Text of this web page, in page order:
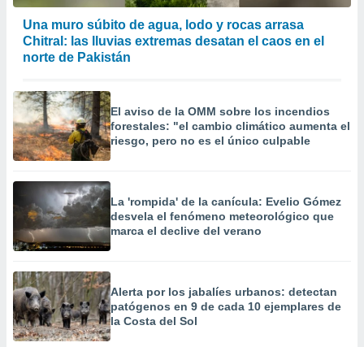
Una muro súbito de agua, lodo y rocas arrasa
Chitral: las lluvias extremas desatan el caos en el
norte de Pakistán
El aviso de la OMM sobre los incendios
forestales: "el cambio climático aumenta el
riesgo, pero no es el único culpable
La 'rompida' de la canícula: Evelio Gómez
desvela el fenómeno meteorológico que
marca el declive del verano
Alerta por los jabalíes urbanos: detectan
patógenos en 9 de cada 10 ejemplares de
la Costa del Sol